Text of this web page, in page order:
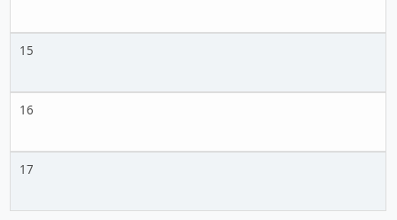
15
16
17